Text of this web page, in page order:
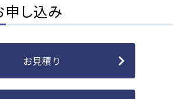
申し込み
お見積り